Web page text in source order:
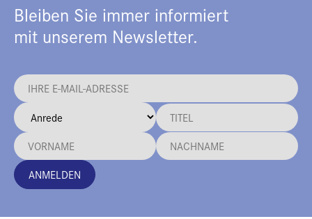
Bleiben Sie immer informiert
mit unserem Newsletter.
ANMELDEN